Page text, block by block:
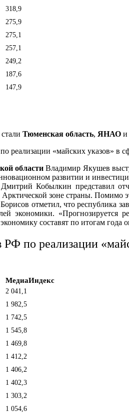
318,9
275,9
275,1
257,1
249,2
187,6
147,9
Тюменская область, ЯНАО и
реализации «майских указов» в
области Владимир Якушев
развитии и
Дмитрий Кобылкин представил
зоне страны. Помимо
отметил, что республика
экономики.
составят по итогам
по реализации
МедиаИндекс
2 041,1
1 982,5
1 742,5
1 545,8
1 469,8
1 412,2
1 406,2
1 402,3
1 303,2
1 054,6